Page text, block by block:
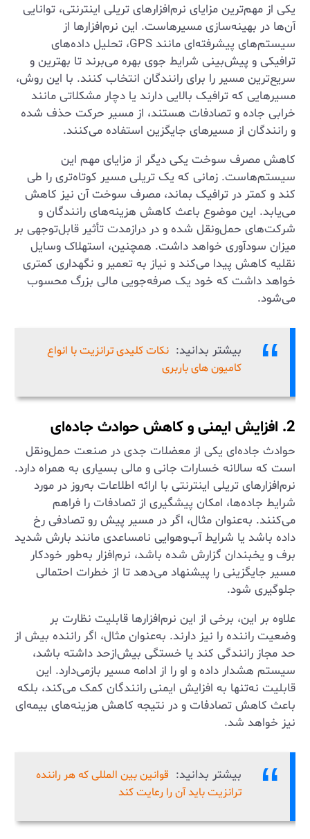
یکی از مهم‌ترین مزایای نرم‌افزارهای تریلی اینترنتی، توانایی
آن‌ها در بهینه‌سازی مسیرهاست. این نرم‌افزارها از
سیستم‌های پیشرفته‌ای مانند GPS، تحلیل داده‌های
ترافیکی و پیش‌بینی شرایط جوی بهره می‌برند تا بهترین و
سریع‌ترین مسیر را برای رانندگان انتخاب کنند. با این روش،
مسیرهایی که ترافیک بالایی دارند یا دچار مشکلاتی مانند
خرابی جاده و تصادفات هستند، از مسیر حرکت حذف شده
و رانندگان از مسیرهای جایگزین استفاده می‌کنند.
کاهش مصرف سوخت یکی دیگر از مزایای مهم این
سیستم‌هاست. زمانی که یک تریلی مسیر کوتاه‌تری را طی
کند و کمتر در ترافیک بماند، مصرف سوخت آن نیز کاهش
می‌یابد. این موضوع باعث کاهش هزینه‌های رانندگان و
شرکت‌های حمل‌ونقل شده و در درازمدت تأثیر قابل‌توجهی بر
میزان سودآوری خواهد داشت. همچنین، استهلاک وسایل
نقلیه کاهش پیدا می‌کند و نیاز به تعمیر و نگهداری کمتری
خواهد داشت که خود یک صرفه‌جویی مالی بزرگ محسوب
می‌شود.
بیشتر بدانید: نکات کلیدی ترانزیت با انواع
کامیون های باربری
2. افزایش ایمنی و کاهش حوادث جاده‌ای
حوادث جاده‌ای یکی از معضلات جدی در صنعت حمل‌ونقل
است که سالانه خسارات جانی و مالی بسیاری به همراه دارد.
نرم‌افزارهای تریلی اینترنتی با ارائه اطلاعات به‌روز در مورد
شرایط جاده‌ها، امکان پیشگیری از تصادفات را فراهم
می‌کنند. به‌عنوان مثال، اگر در مسیر پیش رو تصادفی رخ
داده باشد یا شرایط آب‌وهوایی نامساعدی مانند بارش شدید
برف و یخبندان گزارش شده باشد، نرم‌افزار به‌طور خودکار
مسیر جایگزینی را پیشنهاد می‌دهد تا از خطرات احتمالی
جلوگیری شود.
علاوه بر این، برخی از این نرم‌افزارها قابلیت نظارت بر
وضعیت راننده را نیز دارند. به‌عنوان مثال، اگر راننده بیش از
حد مجاز رانندگی کند یا خستگی بیش‌ازحد داشته باشد،
سیستم هشدار داده و او را از ادامه مسیر بازمی‌دارد. این
قابلیت نه‌تنها به افزایش ایمنی رانندگان کمک می‌کند، بلکه
باعث کاهش تصادفات و در نتیجه کاهش هزینه‌های بیمه‌ای
نیز خواهد شد.
بیشتر بدانید: قوانین بین المللی که هر راننده
ترانزیت باید آن را رعایت کند